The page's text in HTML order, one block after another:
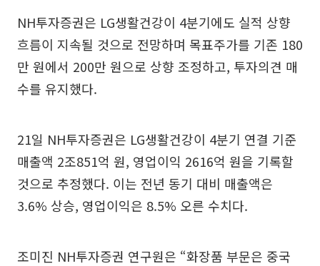
NH투자증권은 LG생활건강이 4분기에도 실적 상향
흐름이 지속될 것으로 전망하며 목표주가를 기존 180
만 원에서 200만 원으로 상향 조정하고, 투자의견 매
수를 유지했다.
21일 NH투자증권은 LG생활건강이 4분기 연결 기준
매출액 2조851억 원, 영업이익 2616억 원을 기록할
것으로 추정했다. 이는 전년 동기 대비 매출액은
3.6% 상승, 영업이익은 8.5% 오른 수치다.
조미진 NH투자증권 연구원은 “화장품 부문은 중국